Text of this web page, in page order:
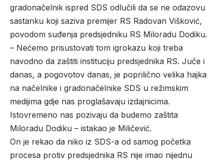
gradonačelnik ispred SDS odlučili da se ne odazovu
sastanku koji saziva premijer RS Radovan Višković,
povodom suđenja predsjedniku RS Miloradu Dodiku.
– Nećemo prisustovati tom igrokazu koji treba
navodno da zaštiti instituciju predsjednika RS. Juče i
danas, a pogovotov danas, je poprilično velika hajka
na načelnike i gradonačelnike SDS u režimskim
medijima gdje nas proglašavaju izdajnicima.
Istovremeno nas pozivaju da budemo zaštita
Miloradu Dodiku – istakao je Miličević.
On je rekao da niko iz SDS-a od samog početka
procesa protiv predsjednika RS nije imao nijednu